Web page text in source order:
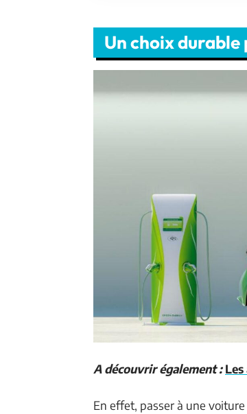
Un choix
A découvrir également :
En effet, passer à une